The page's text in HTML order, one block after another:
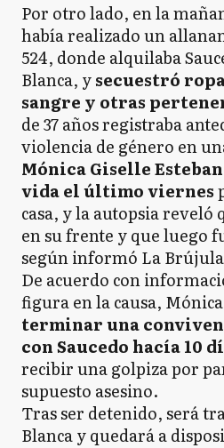
Por otro lado, en la
había realizado un
524, donde alquilaba
Blanca, ysecuestró
sangre y otras
de 37 años registraba
violencia de género en
Mónica Giselle
vida el último viernes
casa, y la autopsia reveló
en su frente y que luego
según informó La
De acuerdo con
figura en la causa, Mónica
terminar una
con Saucedo hacía 10
recibir una golpiza por
supuesto asesino.
Tras ser detenido, será
Blanca y quedará a